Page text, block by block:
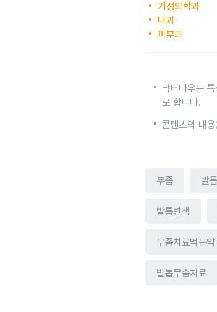
가정의학과
내과
피부과
닥터나우는
로 합니다.
콘텐츠의 내
무좀 발
발톱변색
무좀치료먹는약
발톱무좀치료